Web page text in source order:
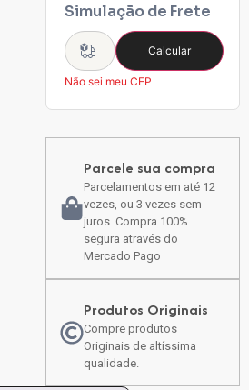
Simulação de Frete
Calcular
Não sei meu CEP
Parcele sua compra
Parcelamentos em até 12
vezes, ou 3 vezes sem
juros. Compra 100%
segura através do
Mercado Pago
Produtos Originais
Compre produtos
Originais de altíssima
qualidade.